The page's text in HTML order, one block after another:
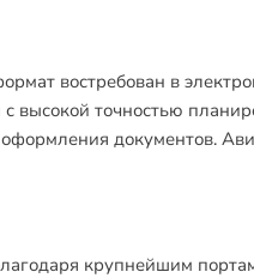
востребован в
высокой точностью
документов.
крупнейшим